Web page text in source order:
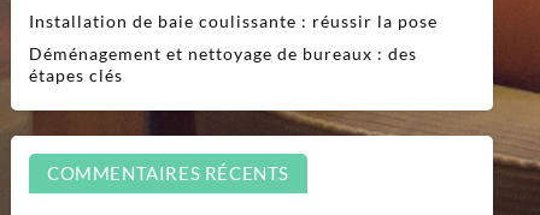
Installation de baie coulissante : réussir la pose
Déménagement et nettoyage de bureaux : des
étapes clés
COMMENTAIRES RÉCENTS